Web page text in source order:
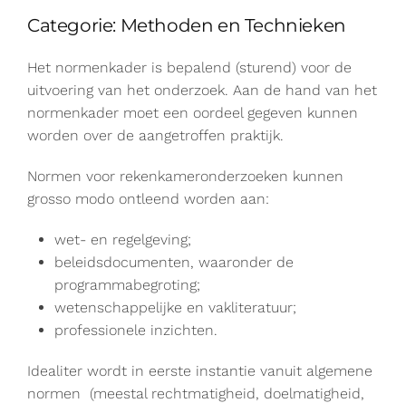
Categorie: Methoden en Technieken
Het normenkader is bepalend (sturend) voor de
uitvoering van het onderzoek. Aan de hand van het
normenkader moet een oordeel gegeven kunnen
worden over de aangetroffen praktijk.
Normen voor rekenkameronderzoeken kunnen
grosso modo ontleend worden aan:
wet- en regelgeving;
beleidsdocumenten, waaronder de
programmabegroting;
wetenschappelijke en vakliteratuur;
professionele inzichten.
Idealiter wordt in eerste instantie vanuit algemene
normen (meestal rechtmatigheid, doelmatigheid,